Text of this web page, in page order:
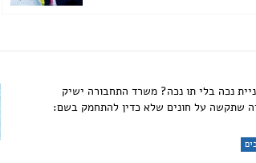
נכה בלי תו נכה? משרד התחבורה ישיק
שתקשה על חונים שלא כדין להתחמק בשם: